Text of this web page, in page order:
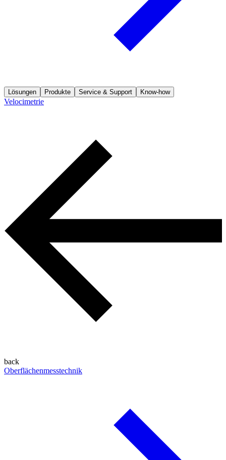
Lösungen Produkte Service & Support Know-how
Velocimetrie
back
Oberflächenmesstechnik